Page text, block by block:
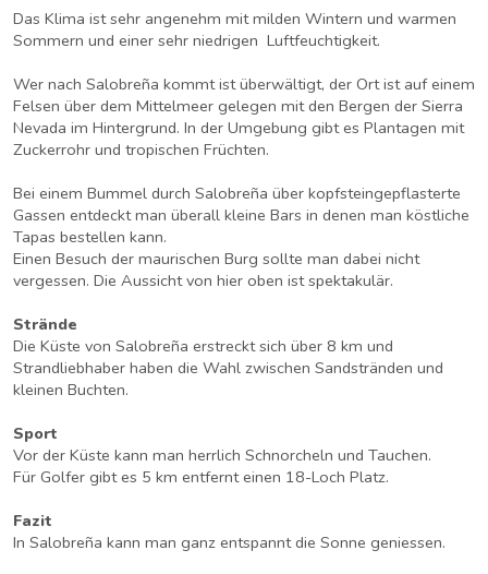
Das Klima ist sehr angenehm mit milden Wintern und warmen
Sommern und einer sehr niedrigen Luftfeuchtigkeit.
Wer nach Salobreña kommt ist überwältigt, der Ort ist auf einem
Felsen über dem Mittelmeer gelegen mit den Bergen der Sierra
Nevada im Hintergrund. In der Umgebung gibt es Plantagen mit
Zuckerrohr und tropischen Früchten.
Bei einem Bummel durch Salobreña über kopfsteingepflasterte
Gassen entdeckt man überall kleine Bars in denen man köstliche
Tapas bestellen kann.
Einen Besuch der maurischen Burg sollte man dabei nicht
vergessen. Die Aussicht von hier oben ist spektakulär.
Strände
Die Küste von Salobreña erstreckt sich über 8 km und
Strandliebhaber haben die Wahl zwischen Sandstränden und
kleinen Buchten.
Sport
Vor der Küste kann man herrlich Schnorcheln und Tauchen.
Für Golfer gibt es 5 km entfernt einen 18-Loch Platz.
Fazit
In Salobreña kann man ganz entspannt die Sonne geniessen.